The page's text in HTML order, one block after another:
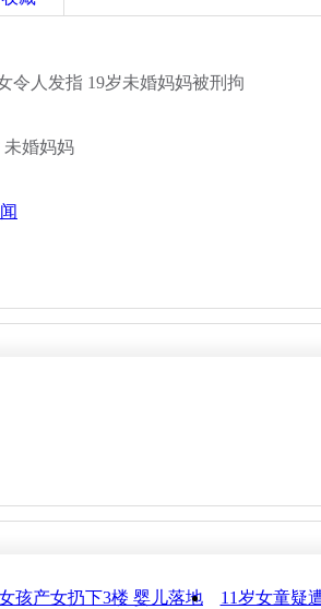
人发指 19岁未婚妈妈被刑拘
未婚妈妈
孩产女扔下3楼 婴儿落地
11岁女童疑